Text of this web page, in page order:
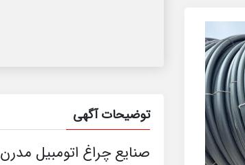
توضیحات آگهی
صنایع چراغ اتومبیل مدرن